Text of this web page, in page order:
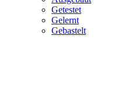
Getestet
Gelernt
Gebastelt